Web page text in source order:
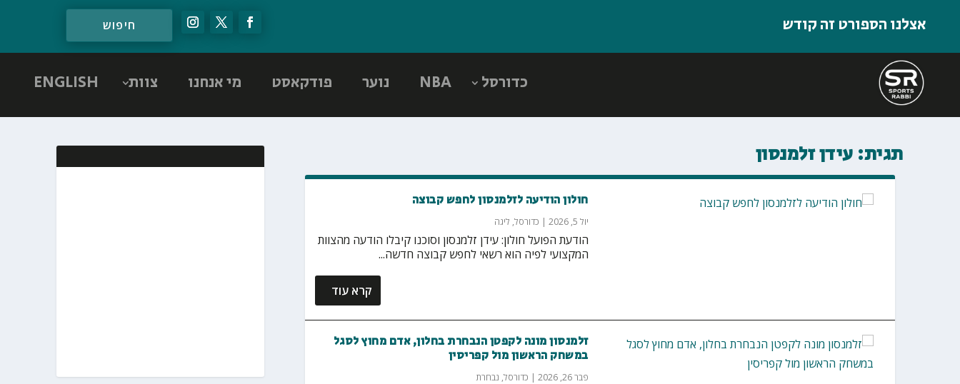
אצלנו הספורט זה קודש
כדורסל NBA נוער פודקאסט מי אנחנו צוות ENGLISH
תגית: עידן זלמנסון
חולון הודיעה לזלמנסון לחפש קבוצה
יול 5, 2026 | כדורסל, ליגה
הודעת הפועל חולון: עידן זלמנסון וסוכנו קיבלו הודעה מהצוות
המקצועי לפיה הוא רשאי לחפש קבוצה חדשה...
קרא עוד
זלמנסון מונה לקפטן הנבחרת בחלון, אדם מחוץ לסגל
במשחק הראשון מול קפריסין
פבר 26, 2026 | כדורסל, נבחרת